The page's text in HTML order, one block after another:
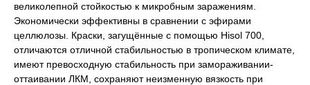
великолепной стойкостью к микробным заражениям.
Экономически эффективны в сравнении с эфирами
целлюлозы. Краски, загущённые с помощью Hisol 700,
отличаются отличной стабильностью в тропическом климате,
имеют превосходную стабильность при замораживании-
оттаивании ЛКМ, сохраняют неизменную вязкость при